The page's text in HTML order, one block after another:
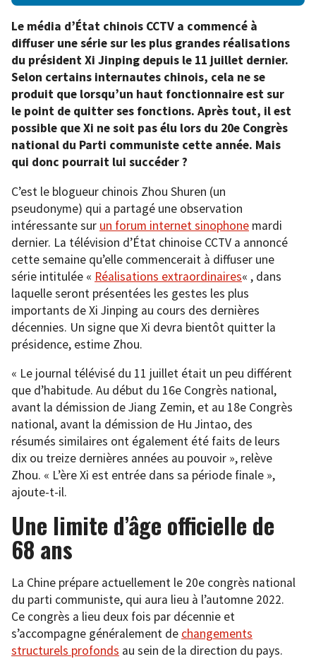
Le média d’État chinois CCTV a commencé à
diffuser une série sur les plus grandes réalisations
du président Xi Jinping depuis le 11 juillet dernier.
Selon certains internautes chinois, cela ne se
produit que lorsqu’un haut fonctionnaire est sur
le point de quitter ses fonctions. Après tout, il est
possible que Xi ne soit pas élu lors du 20e Congrès
national du Parti communiste cette année. Mais
qui donc pourrait lui succéder ?
C’est le blogueur chinois Zhou Shuren (un
pseudonyme) qui a partagé une observation
intéressante sur un forum internet sinophone mardi
dernier. La télévision d’État chinoise CCTV a annoncé
cette semaine qu’elle commencerait à diffuser une
série intitulée « Réalisations extraordinaires« , dans
laquelle seront présentées les gestes les plus
importants de Xi Jinping au cours des dernières
décennies. Un signe que Xi devra bientôt quitter la
présidence, estime Zhou.
« Le journal télévisé du 11 juillet était un peu différent
que d’habitude. Au début du 16e Congrès national,
avant la démission de Jiang Zemin, et au 18e Congrès
national, avant la démission de Hu Jintao, des
résumés similaires ont également été faits de leurs
dix ou treize dernières années au pouvoir », relève
Zhou. « L’ère Xi est entrée dans sa période finale »,
ajoute-t-il.
Une limite d’âge officielle de
68 ans
La Chine prépare actuellement le 20e congrès national
du parti communiste, qui aura lieu à l’automne 2022.
Ce congrès a lieu deux fois par décennie et
s’accompagne généralement de changements
structurels profonds au sein de la direction du pays.